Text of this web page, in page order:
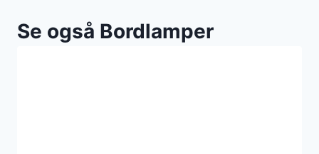
Se også Bordlamper